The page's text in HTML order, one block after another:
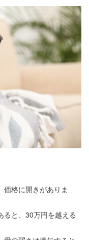
価格に開きがありま
ると、30万円を越える